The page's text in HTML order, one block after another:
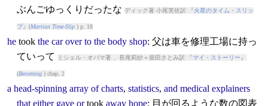
ぶんごゆっくりだったな ディック著 小尾芙佐訳 『火星のタイム・スリッ
プ』(Martian Time-Slip) p. 18
he took the car over to the body shop: 父は車を修理工場に持っ
ていって
ミシェル・オバマ著 、長尾莉紗＋柴田さとみ訳 『マイ・ストーリー 』
(Becoming) chap. 2
a head-spinning array of charts, statistics, and medical explainers
that either gave or took away hope: 目が回るような数の図表